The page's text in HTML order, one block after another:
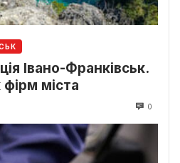
Івано-Франківськ.
міста
0